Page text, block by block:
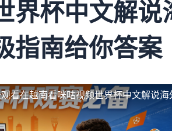
界杯中文解说
指南给你答案
看在越南看咪咕视频世界杯中文解说海